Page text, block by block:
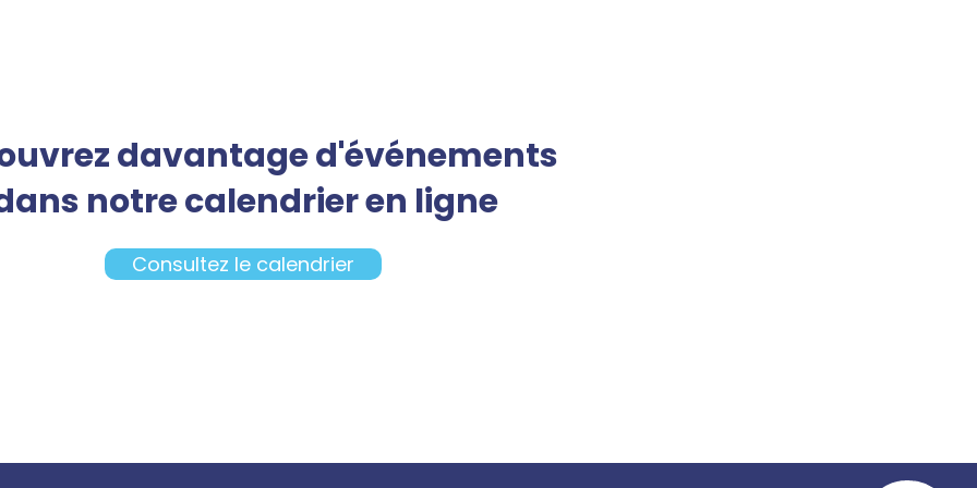
davantage d'événements
notre calendrier en ligne
Consultez le calendrier